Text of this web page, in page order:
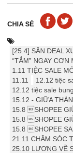
CHIA SẺ
[25.4] ️️SĂN DEAL
“TẮM” NGAY
1.11 TIỆC SALE
11.11
12.12 tiệc
12.12 tiệc sale
15.12 - GIỮA
15.8 SHOPEE
15.8 SHOPEE
15.8 SHOPEE
21.11 CHĂM SÓC
25.10 LƯƠNG VỀ